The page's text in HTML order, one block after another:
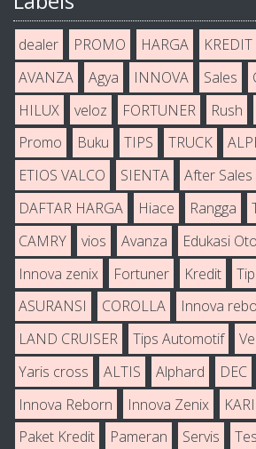
dealer PROMO HARGA KREDIT
AVANZA
Agya INNOVA Sales
HILUX
veloz FORTUNER Rush
Promo
Buku TIPS TRUCK
ETIOS VALCO
SIENTA After Sales
DAFTAR HARGA
Hiace Rangga
CAMRY
vios Avanza
Edukasi
Innova zenix
Fortuner Kredit
ASURANSI
COROLLA
Innova
LAND CRUISER
Tips Automotif
Yaris cross
ALTIS Alphard DEC
Innova Reborn
Innova Zenix
Paket Kredit
Pameran Servis